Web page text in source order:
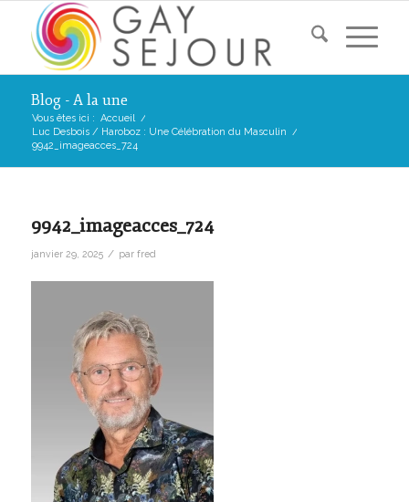
Blog - A la une
Vous êtes ici : Accueil /
Luc Desbois / Haroboz : Une Célébration du Masculin /
9942_imageacces_724
9942_imageacces_724
janvier 29, 2025 / par fred